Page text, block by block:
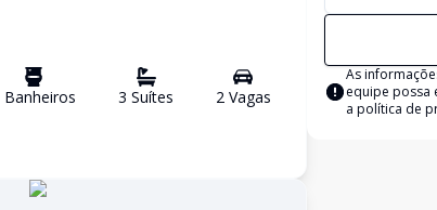
Banheiros 3 Suítes 2Vagas
As
equipe possa
a política de